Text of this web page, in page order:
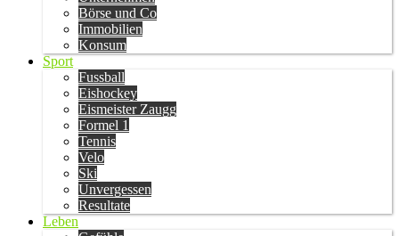
Börse und Co
Immobilien
Konsum
Sport
Fussball
Eishockey
Eismeister Zaugg
Formel 1
Tennis
Velo
Ski
Unvergessen
Resultate
Leben